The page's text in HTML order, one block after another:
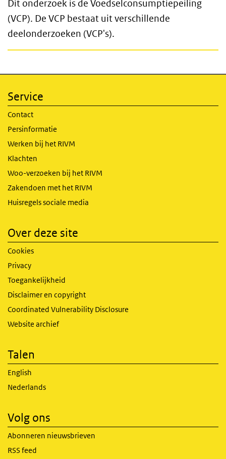
Dit onderzoek is de Voedselconsumptiepeiling
(VCP). De VCP bestaat uit verschillende
deelonderzoeken (VCP's).
Service
Contact
Persinformatie
Werken bij het RIVM
Klachten
Woo-verzoeken bij het RIVM
Zakendoen met het RIVM
Huisregels sociale media
Over deze site
Cookies
Privacy
Toegankelijkheid
Disclaimer en copyright
Coordinated Vulnerability Disclosure
Website archief
Talen
English
Nederlands
Volg ons
Abonneren nieuwsbrieven
RSS feed